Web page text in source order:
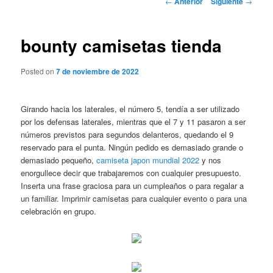
bounty camisetas tienda
Posted on7 de noviembre de 2022
Girando hacia los laterales, el número 5, tendía a ser utilizado
por los defensas laterales, mientras que el 7 y 11 pasaron a ser
números previstos para segundos delanteros, quedando el 9
reservado para el punta. Ningún pedido es demasiado grande o
demasiado pequeño,camiseta japon mundial 2022 y nos
enorgullece decir que trabajaremos con cualquier presupuesto.
Inserta una frase graciosa para un cumpleaños o para regalar a
un familiar. Imprimir camisetas para cualquier evento o para una
celebración en grupo.